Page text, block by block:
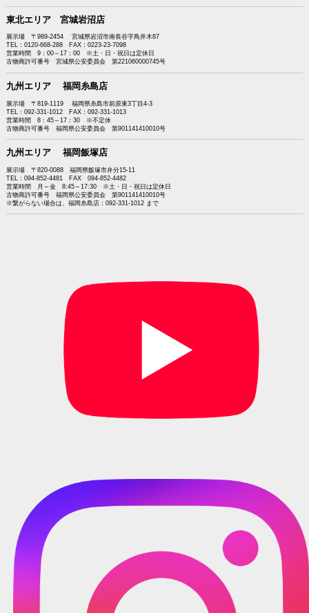
東北エリア 宮城岩沼店
展示場 〒989-2454 宮城県岩沼市南長谷字鳥井木87
TEL：0120-668-288 FAX：0223-23-7098
営業時間 9：00～17：00 ※土・日・祝日は定休日
古物商許可番号 宮城県公安委員会 第221060000745号
九州エリア 福岡糸島店
展示場 〒819-1119 福岡県糸島市前原東3丁目4-3
TEL：092-331-1012 FAX：092-331-1013
営業時間 8：45～17：30 ※不定休
古物商許可番号 福岡県公安委員会 第901141410010号
九州エリア 福岡飯塚店
展示場 〒820-0088 福岡県飯塚市弁分15-11
TEL：094-852-4481 FAX 094-852-4482
営業時間 月～金 8:45～17:30 ※土・日・祝日は定休日
古物商許可番号 福岡県公安委員会 第901141410010号
※繋がらない場合は、福岡糸島店：092-331-1012 まで